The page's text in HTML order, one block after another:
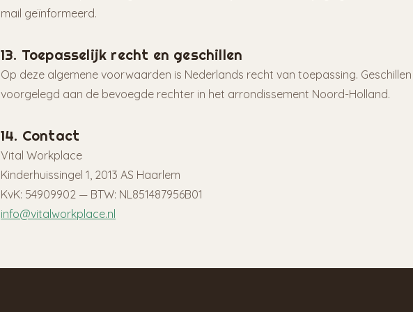
mail geïnformeerd.
13. Toepasselijk recht en geschillen
Op deze algemene voorwaarden is Nederlands recht van toepassing.
voorgelegd aan de bevoegde rechter in het arrondissement Noord-Holland.
14. Contact
Vital Workplace
Kinderhuissingel 1, 2013 AS Haarlem
KvK: 54909902 — BTW: NL851487956B01
info@vitalworkplace.nl